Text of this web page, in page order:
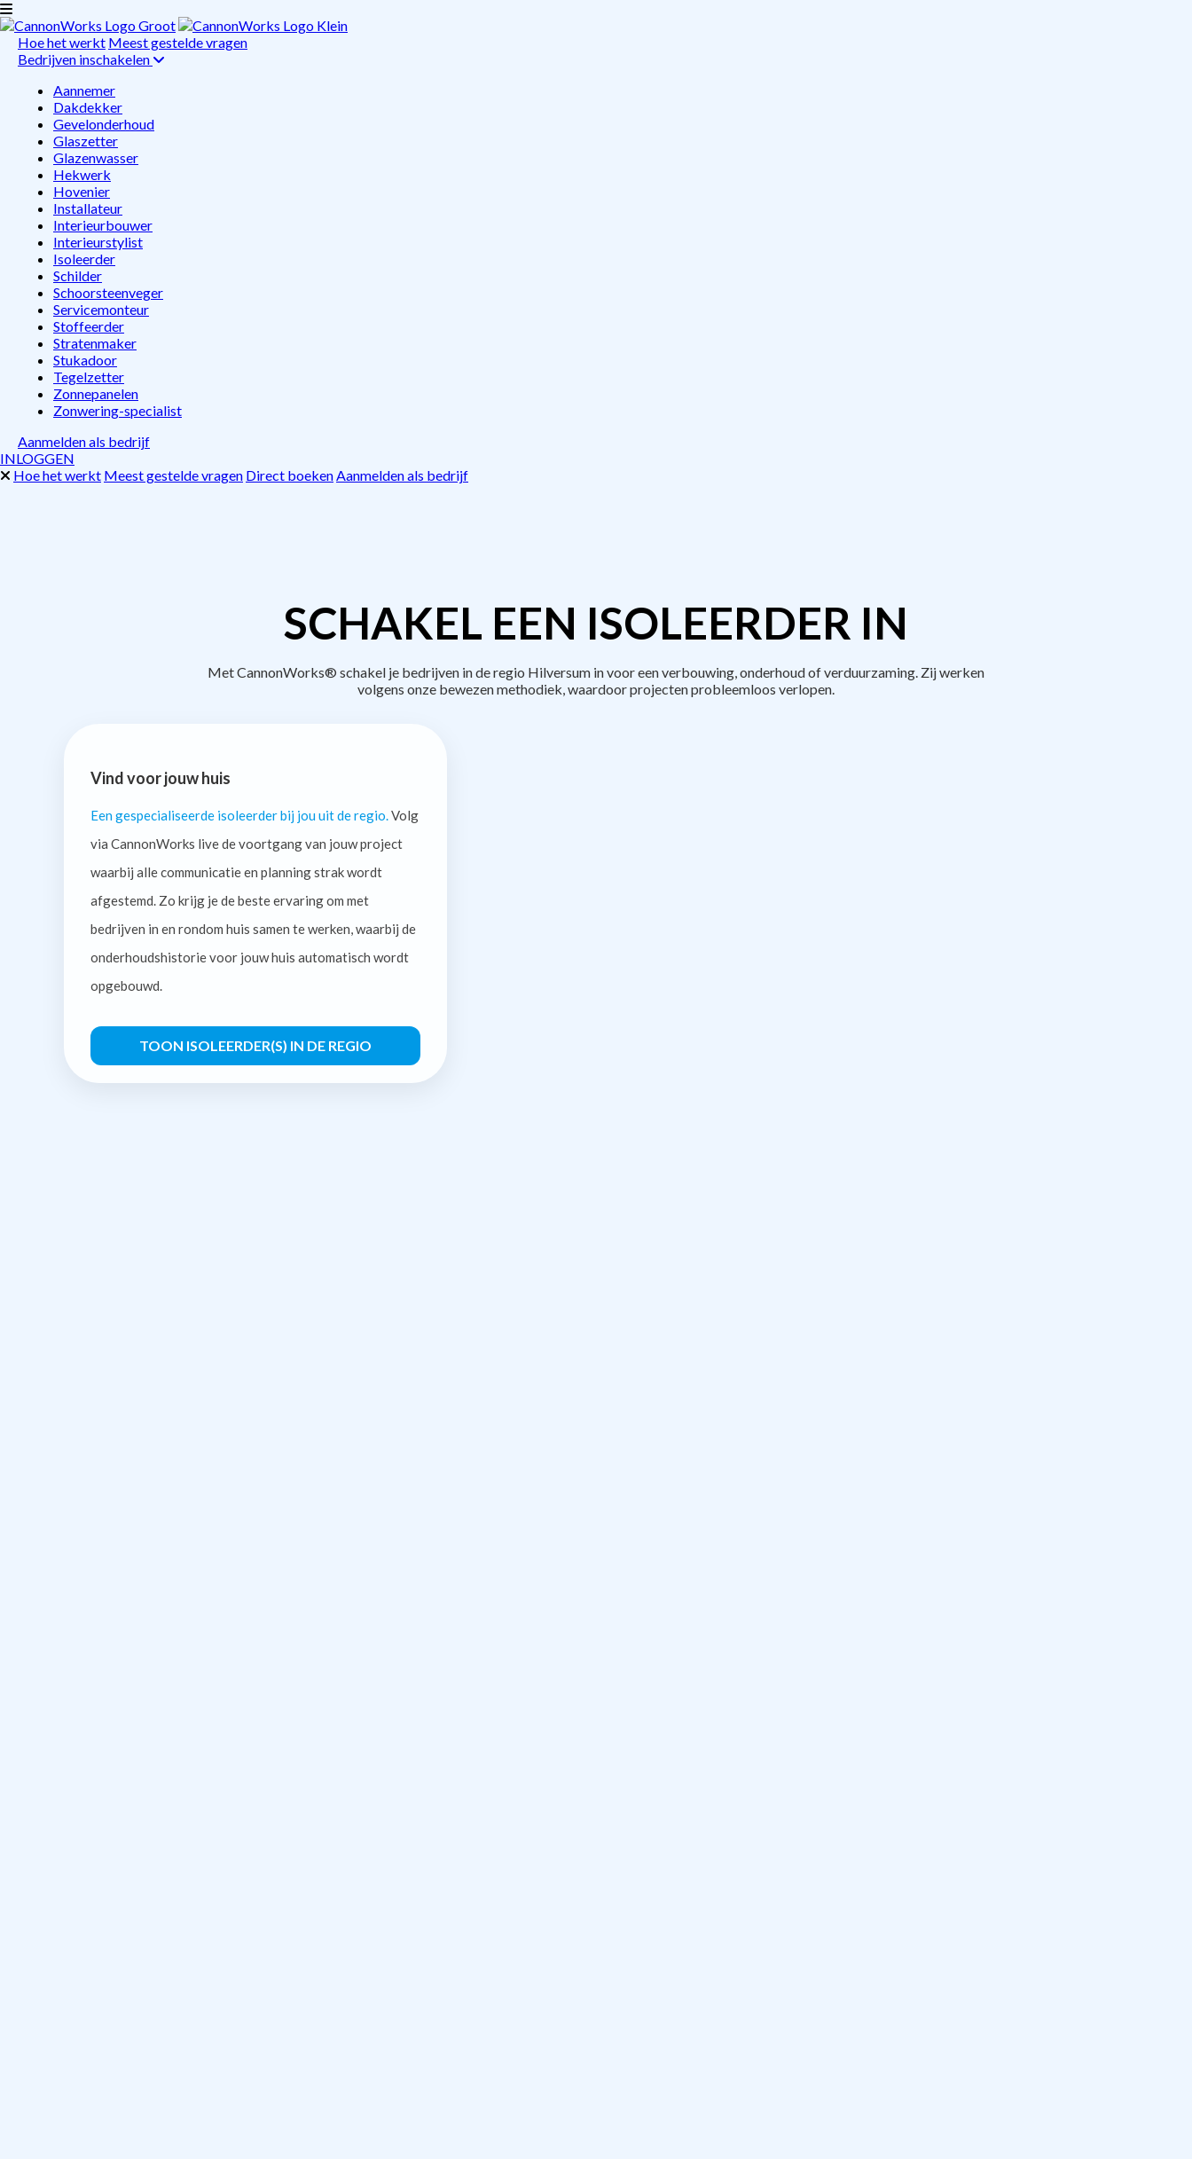
Hoe het werkt Meest gestelde vragen
Bedrijven inschakelen
Aannemer
Dakdekker
Gevelonderhoud
Glaszetter
Glazenwasser
Hekwerk
Hovenier
Installateur
Interieurbouwer
Interieurstylist
Isoleerder
Schilder
Schoorsteenveger
Servicemonteur
Stoffeerder
Stratenmaker
Stukadoor
Tegelzetter
Zonnepanelen
Zonwering-specialist
Aanmelden als bedrijf
INLOGGEN
Hoe het werkt Meest gestelde vragen Direct boekenAanmelden als bedrijf
SCHAKEL EEN ISOLEERDER IN
Met CannonWorks® schakel je bedrijven in de regio Hilversum in voor een verbouwing, onderhoud of verduurzaming. Zij werken
volgens onze bewezen methodiek, waardoor projecten probleemloos verlopen.
Vind voor jouw huis
Een gespecialiseerde isoleerder bij jou uit de regio. Volg
via CannonWorks live de voortgang van jouw project
waarbij alle communicatie en planning strak wordt
afgestemd. Zo krijg je de beste ervaring om met
bedrijven in en rondom huis samen te werken, waarbij de
onderhoudshistorie voor jouw huis automatisch wordt
opgebouwd.
TOON ISOLEERDER(S) IN DE REGIO